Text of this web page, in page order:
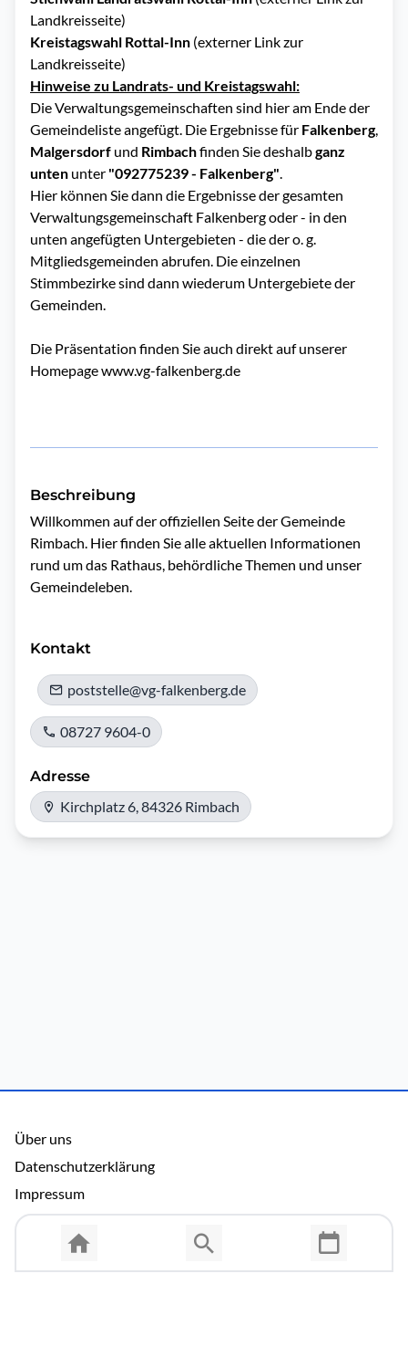
Landkreisseite)
Kreistagswahl Rottal-Inn (externer Link zur
Landkreisseite)
Hinweise zu Landrats- und Kreistagswahl:
Die Verwaltungsgemeinschaften sind hier am Ende der
Gemeindeliste angefügt. Die Ergebnisse für Falkenberg,
Malgersdorf und Rimbachfinden Sie deshalbganz
unten unter "092775239 - Falkenberg".
Hier können Sie dann die Ergebnisse der gesamten
Verwaltungsgemeinschaft Falkenberg oder - in den
unten angefügten Untergebieten - die der o. g.
Mitgliedsgemeinden abrufen. Die einzelnen
Stimmbezirke sind dann wiederum Untergebiete der
Gemeinden.
Die Präsentation finden Sie auch direkt auf unserer
Homepagewww.vg-falkenberg.de
Beschreibung
Willkommen auf der offiziellen Seite der Gemeinde
Rimbach. Hier finden Sie alle aktuellen Informationen
rund um das Rathaus, behördliche Themen und unser
Gemeindeleben.
Kontakt
poststelle@vg-falkenberg.de
08727 9604-0
Adresse
Kirchplatz 6, 84326 Rimbach
Über uns
Datenschutzerklärung
Impressum
Allgemeine Nutzungsbedingungen